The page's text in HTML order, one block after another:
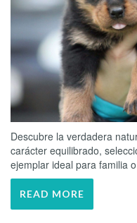
Descubre la verdadera
carácter equilibrado,
ejemplar ideal para familia
READ MORE